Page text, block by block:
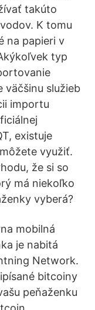
takúto
K tomu
na papieri v
typ
väčšinu služieb
importu
existuje
využiť.
že si so
má niekoľko
vyberá?
mobilná
je nabitá
Network.
bitcoiny
peňaženku